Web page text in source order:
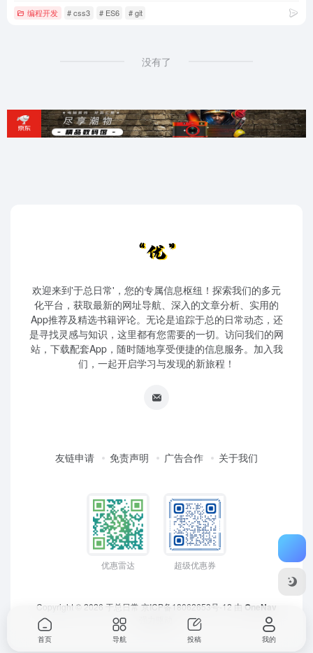
编程开发 # css3 # ES6 # git
没有了
欢迎来到'于总日常'，您的专属信息枢纽！探索我们的多元
化平台，获取最新的网址导航、深入的文章分析、实用的
App推荐及精选书籍评论。无论是追踪于总的日常动态，还
是寻找灵感与知识，这里都有您需要的一切。访问我们的网
站，下载配套App，随时随地享受便捷的信息服务。加入我
们，一起开启学习与发现的新旅程！
友链申请 免责声明 广告合作 关于我们
优惠雷达 超级优惠券
Copyright © 2026 于总日常 京ICP备18062653号-12 由 OneNav
首页 导航 投稿 我的